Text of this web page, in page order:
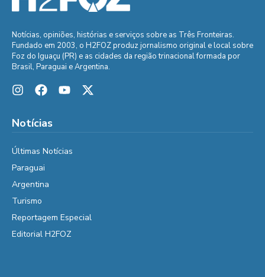
Notícias, opiniões, histórias e serviços sobre as Três Fronteiras.
Fundado em 2003, o H2FOZ produz jornalismo original e local sobre
Foz do Iguaçu (PR) e as cidades da região trinacional formada por
Brasil, Paraguai e Argentina.
Notícias
Últimas Notícias
Paraguai
Argentina
Turismo
Reportagem Especial
Editorial H2FOZ